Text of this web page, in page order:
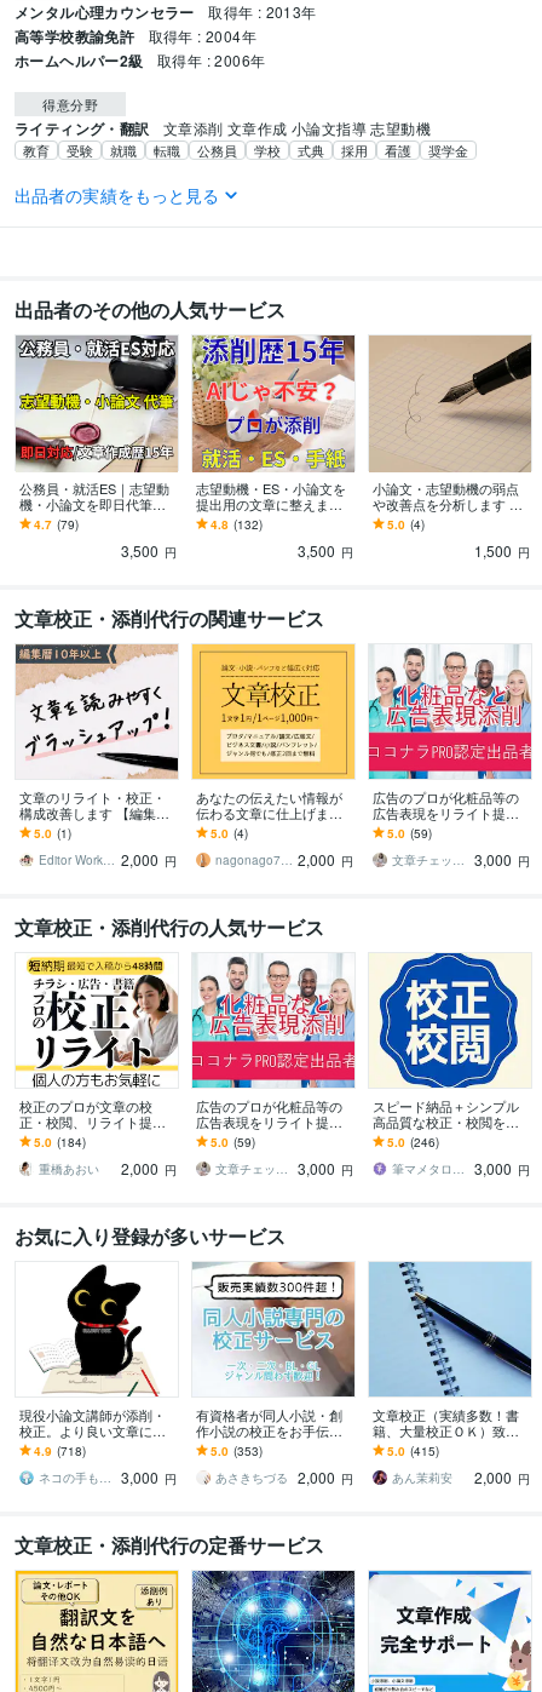
メンタル心理カウンセラー 取得年 : 2013年
高等学校教諭免許 取得年 : 2004年
ホームヘルパー2級 取得年 : 2006年
得意分野
ライティング・翻訳 文章添削 文章作成 小論文指導 志望動機
教育 受験 就職 転職 公務員 学校 式典 採用 看護 奨学金
語学力
出品者の実績をもっと見る
出品者のその他の人気サービス
公務員・就活ES｜志望動
機・小論文を即日代筆し
ます 即日対応可！公務
員・社会人採用「一次試
験突破できました」
4.7 (79)
3,500 円
志望動機・ES・小論文を
提出用の文章に整えます
想いを整理し、伝わる文
章に仕上げます
4.8 (132)
3,500 円
小論文・志望動機の弱点
や改善点を分析します 赤
字修正より“評価されない
原因”分析に特化。構成も
5.0 (4)
1,500 円
文章校正・添削代行の関連サービス
文章のリライト・校正・
構成改善します 【編集暦1
0年】誤字脱字だけじゃな
い、“質の高い文章”へ。
5.0 (1)
Editor Works｜編集サポート 2,000 円
あなたの伝えたい情報が
伝わる文章に仕上げます
元大学教員が作文スキル
や観察力を活かして校正
します
5.0 (4)
nagonago7575 2,000 円
広告のプロが化粧品等の
広告表現をリライト提案
します 化粧品などのLP、
HP、記事、広告制作物な
ど丸ごとおまかせ！
5.0 (59)
文章チェックオフィス
3,000 円
文章校正・添削代行の人気サービス
校正のプロが文章の校
正・校閲、リライト提案
をします 紙媒体実績9年の
校正者/安心価格・高品質/
小説・同人誌も！
5.0 (184)
重橋あおい
2,000 円
広告のプロが化粧品等の
広告表現をリライト提案
します 化粧品などのLP、
HP、記事、広告制作物な
ど丸ごとおまかせ！
5.0 (59)
文章チェックオフィス
3,000 円
スピード納品＋シンプル
高品質な校正・校閲をし
ます オールジャンルあら
ゆる文章にスピード対
応！プロの研究者兼作家
5.0 (246)
筆マメタロー。
3,000 円
お気に入り登録が多いサービス
現役小論文講師が添削・
校正。より良い文章に変
えます 文章で目的を叶え
る！ビジネス・対人関
係・生活をグッと豊か
4.9 (718)
ネコの手も借りたい＠青山舎
3,000 円
有資格者が同人小説・創
作小説の校正をお手伝い
します 即納可！実績300
件超！二次創作やBL・GL
も歓迎です
5.0 (353)
あさきちづる
2,000 円
文章校正（実績多数！書
籍、大量校正ＯＫ）致し
ます 確実な実績♥正しい
日本語・読みやすい文章
へ！
5.0 (415)
あん茉莉安
2,000 円
文章校正・添削代行の定番サービス